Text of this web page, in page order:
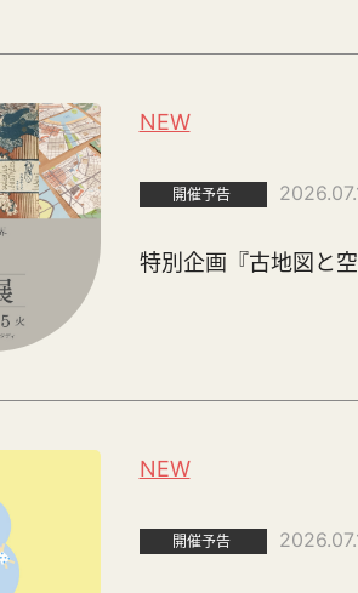
NEW
開催予告
特別企画『古地図と空
NEW
開催予告